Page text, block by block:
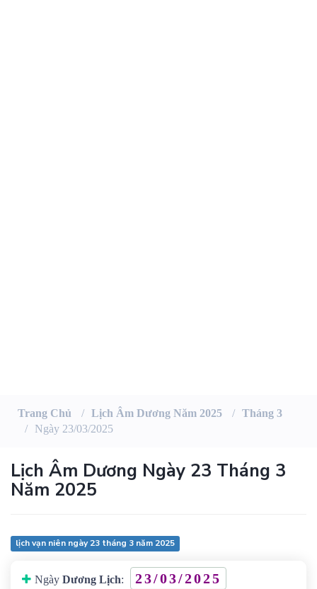
Trang Chủ Lịch Âm Dương Năm 2025
Tháng 3
Ngày 23/03/2025
Lịch Âm Dương Ngày 23 Tháng 3
Năm 2025
lịch vạn niên ngày 23 tháng 3 năm 2025
Ngày Dương Lịch: 23/03/2025